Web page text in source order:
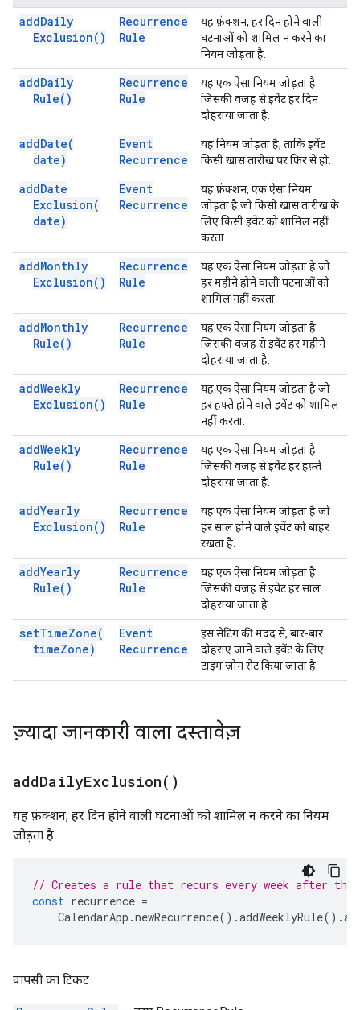
addDaily
Exclusion( )
Recurrence
Rule
यह फ़ंक्शन, हर दिन होने वाली
घटनाओं को शामिल न करने का
नियम जोड़ता है.
addDaily
Rule( )
Recurrence
Rule
यह एक ऐसा नियम जोड़ता है
जिसकी वजह से इवेंट हर दिन
दोहराया जाता है.
addDate(
date)
Event
Recurrence
यह नियम जोड़ता है, ताकि इवेंट
किसी खास तारीख पर फिर से हो.
addDate
Exclusion(
date)
Event
Recurrence
यह फ़ंक्शन, एक ऐसा नियम
जोड़ता है जो किसी खास तारीख के
लिए किसी इवेंट को शामिल नहीं
करता.
addMonthly
Exclusion( )
Recurrence
Rule
यह एक ऐसा नियम जोड़ता है जो
हर महीने होने वाली घटनाओं को
शामिल नहीं करता.
addMonthly
Rule( )
Recurrence
Rule
यह एक ऐसा नियम जोड़ता है
जिसकी वजह से इवेंट हर महीने
दोहराया जाता है.
addWeekly
Exclusion( )
Recurrence
Rule
यह एक ऐसा नियम जोड़ता है जो
हर हफ़्ते होने वाले इवेंट को शामिल
नहीं करता.
addWeekly
Rule( )
Recurrence
Rule
यह एक ऐसा नियम जोड़ता है
जिसकी वजह से इवेंट हर हफ़्ते
दोहराया जाता है.
addYearly
Exclusion( )
Recurrence
Rule
यह एक ऐसा नियम जोड़ता है जो
हर साल होने वाले इवेंट को बाहर
रखता है.
addYearly
Rule( )
Recurrence
Rule
यह एक ऐसा नियम जोड़ता है
जिसकी वजह से इवेंट हर साल
दोहराया जाता है.
setTimeZone(
timeZone)
Event
Recurrence
इस सेटिंग की मदद से, बार-बार
दोहराए जाने वाले इवेंट के लिए
टाइम ज़ोन सेट किया जाता है.
ज़्यादा जानकारी वाला दस्तावेज़
addDailyExclusion( )
यह फ़ंक्शन, हर दिन होने वाली घटनाओं को शामिल न करने का नियम
जोड़ता है.
// Creates a rule that recurs every week after
const recurrence =
CalendarApp .newRecurrence().addWeeklyRule().
वापसी का टिकट